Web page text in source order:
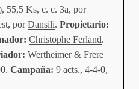
55,5 Ks, c. c. 3a, por
porDansili. Propietario:
Christophe Ferland.
Wertheimer & Frere
Campaña: 9 acts., 4-4-0,